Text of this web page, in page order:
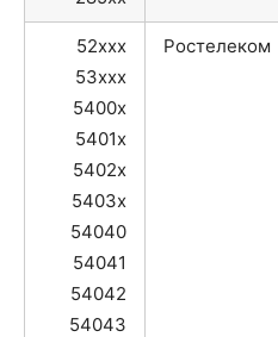
52xxx
53xxx
5400x
5401x
5402x
5403x
54040
54041
54042
54043
Ростелеком